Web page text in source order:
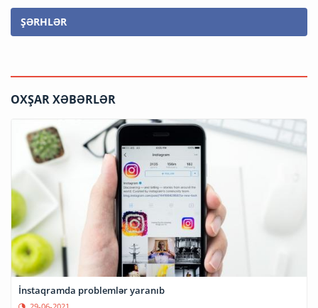
ŞƏRHLƏR
OXŞAR XƏBƏRLƏR
İnstaqramda problemlər yaranıb